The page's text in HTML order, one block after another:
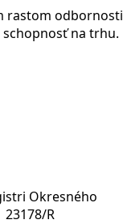
rastom odbornosti
na trhu.
Okresného
23178/R